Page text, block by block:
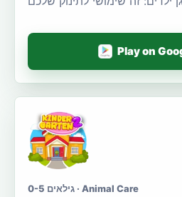
Play on
גילאים 0-5 · Animal Care